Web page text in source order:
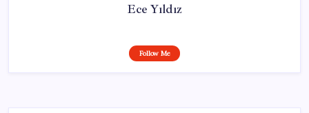
Ece Yıldız
Follow Me